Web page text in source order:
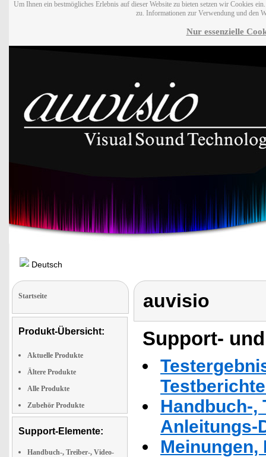
Um Ihnen ein bestmögliches Erlebnis auf dieser Website zu bieten setzen wir Cookies
zu. Informationen zur Verwendung und den
Nur essenzielle
Deutsch
Startseite
Produkt-Übersicht:
Aktuelle Produkte
Ältere Produkte
Alle Produkte
Zubehör Produkte
Support-Elemente:
Handbuch-, Treiber-, Video-
auvisio
Support-
Handbuch-,
Anleitungs-